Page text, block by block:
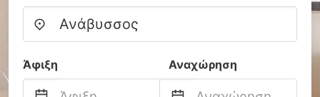
Άφιξη Αναχώρηση